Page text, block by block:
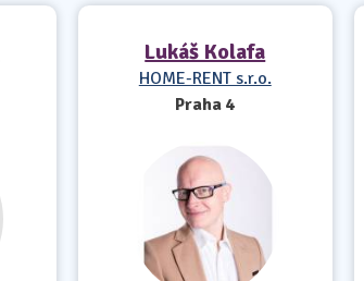
Lukáš Kolafa
HOME-RENT s.r.o.
Praha 4